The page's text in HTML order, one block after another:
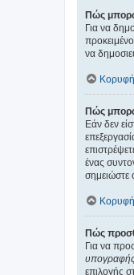
Πώς
Για να
να
Κορυφή
Πώς
Εάν δεν
ένας
σημειώστε
Κορυφή
Πώς
Για να
επιλογής